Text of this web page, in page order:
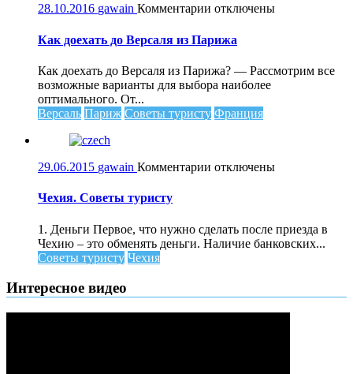
28.10.2016 gawain Комментарии к
Как
доехать
Версаля
из
Парижа
отключены
Как доехать до Версаля из Парижа
Как доехать до Версаля из Парижа? — Рассмотрим все
возможные варианты для выбора наиболее
оптимального. От...
Версаль Париж Советы туристу Франция
29.06.2015 gawain Комментарии котключены
Чехия. Советы туристу
1. Деньги Первое, что нужно сделать после приезда в
Чехию – это обменять деньги. Наличие банковских...
Советы туристу Чехия
Интересное видео